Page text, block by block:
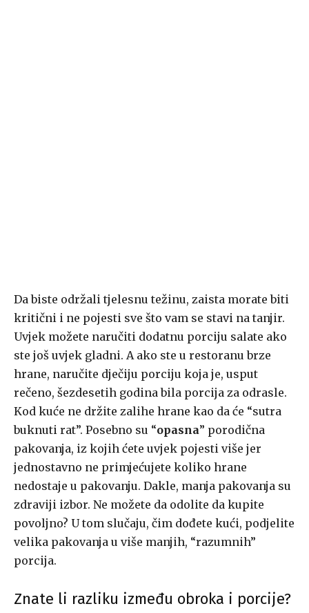
Da biste održali tjelesnu težinu, zaista morate biti
kritični i ne pojesti sve što vam se stavi na tanjir.
Uvjek možete naručiti dodatnu porciju salate ako
ste još uvjek gladni. A ako ste u restoranu brze
hrane, naručite dječiju porciju koja je, usput
rečeno, šezdesetih godina bila porcija za odrasle.
Kod kuće ne držite zalihe hrane kao da će “sutra
buknuti rat”. Posebno su “opasna” porodična
pakovanja, iz kojih ćete uvjek pojesti više jer
jednostavno ne primjećujete koliko hrane
nedostaje u pakovanju. Dakle, manja pakovanja su
zdraviji izbor. Ne možete da odolite da kupite
povoljno? U tom slučaju, čim dođete kući, podjelite
velika pakovanja u više manjih, “razumnih”
porcija.
Znate li razliku između obroka i porcije?